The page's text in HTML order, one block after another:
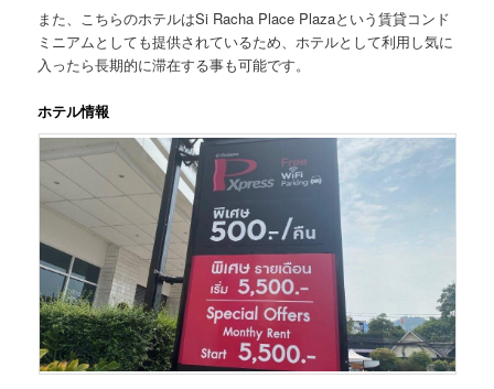
また、こちらのホテルはSi Racha Place Plazaという賃貸コンド
ミニアムとしても提供されているため、ホテルとして利用し気に
入ったら長期的に滞在する事も可能です。
ホテル情報